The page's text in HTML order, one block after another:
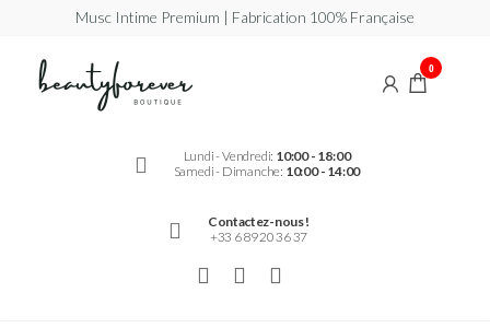
Musc Intime Premium | Fabrication 100% Française
Beautyforever
Lundi - Vendredi: 10:00 - 18:00
Samedi - Dimanche: 10:00 - 14:00
Contactez-nous !
+33 6 89 20 36 37
0